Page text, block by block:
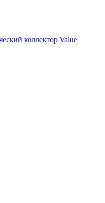
коллектор Value